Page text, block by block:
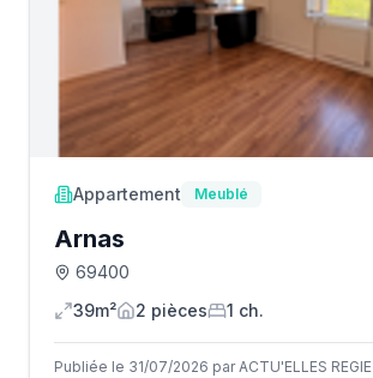
Appartement Meublé
Arnas
69400
39m²
2 pièces 1 ch.
Publiée le 31/07/2026 par ACTU'ELLES REGIE